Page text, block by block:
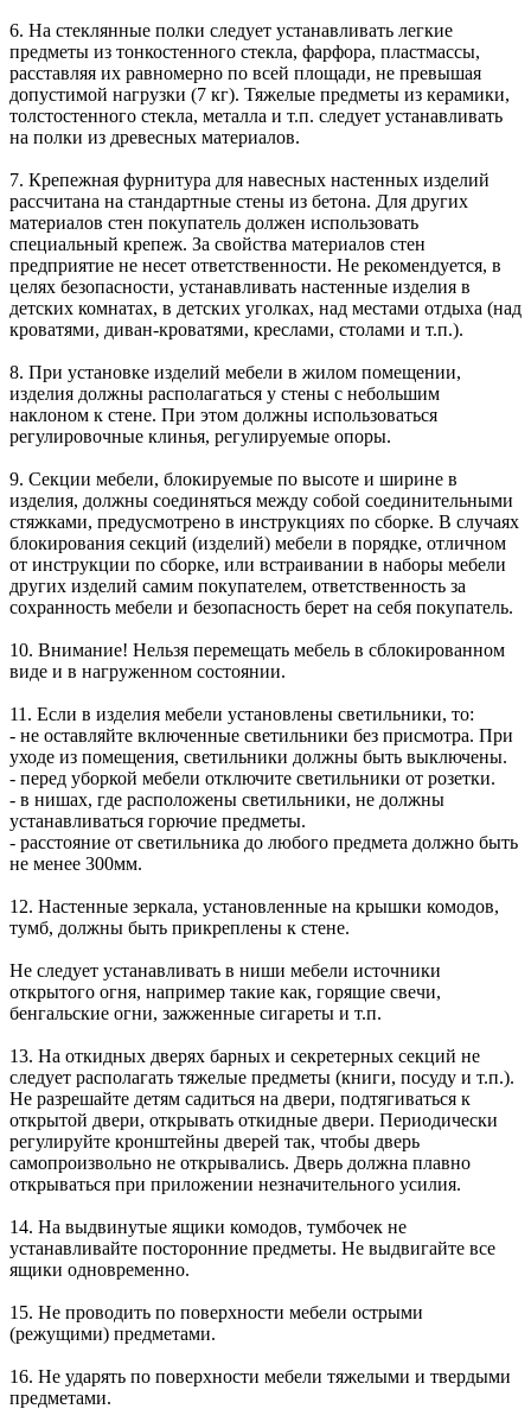
6. На стеклянные полки следует устанавливать легкие
предметы из тонкостенного стекла, фарфора, пластмассы,
расставляя их равномерно по всей площади, не превышая
допустимой нагрузки (7 кг). Тяжелые предметы из керамики,
толстостенного стекла, металла и т.п. следует устанавливать
на полки из древесных материалов.
7. Крепежная фурнитура для навесных настенных изделий
рассчитана на стандартные стены из бетона. Для других
материалов стен покупатель должен использовать
специальный крепеж. За свойства материалов стен
предприятие не несет ответственности. Не рекомендуется, в
целях безопасности, устанавливать настенные изделия в
детских комнатах, в детских уголках, над местами отдыха (над
кроватями, диван-кроватями, креслами, столами и т.п.).
8. При установке изделий мебели в жилом помещении,
изделия должны располагаться у стены с небольшим
наклоном к стене. При этом должны использоваться
регулировочные клинья, регулируемые опоры.
9. Секции мебели, блокируемые по высоте и ширине в
изделия, должны соединяться между собой соединительными
стяжками, предусмотрено в инструкциях по сборке. В случаях
блокирования секций (изделий) мебели в порядке, отличном
от инструкции по сборке, или встраивании в наборы мебели
других изделий самим покупателем, ответственность за
сохранность мебели и безопасность берет на себя покупатель.
10. Внимание! Нельзя перемещать мебель в сблокированном
виде и в нагруженном состоянии.
11. Если в изделия мебели установлены светильники, то:
- не оставляйте включенные светильники без присмотра. При
уходе из помещения, светильники должны быть выключены.
- перед уборкой мебели отключите светильники от розетки.
- в нишах, где расположены светильники, не должны
устанавливаться горючие предметы.
- расстояние от светильника до любого предмета должно быть
не менее 300мм.
12. Настенные зеркала, установленные на крышки комодов,
тумб, должны быть прикреплены к стене.
Не следует устанавливать в ниши мебели источники
открытого огня, например такие как, горящие свечи,
бенгальские огни, зажженные сигареты и т.п.
13. На откидных дверях барных и секретерных секций не
следует располагать тяжелые предметы (книги, посуду и т.п.).
Не разрешайте детям садиться на двери, подтягиваться к
открытой двери, открывать откидные двери. Периодически
регулируйте кронштейны дверей так, чтобы дверь
самопроизвольно не открывались. Дверь должна плавно
открываться при приложении незначительного усилия.
14. На выдвинутые ящики комодов, тумбочек не
устанавливайте посторонние предметы. Не выдвигайте все
ящики одновременно.
15. Не проводить по поверхности мебели острыми
(режущими) предметами.
16. Не ударять по поверхности мебели тяжелыми и твердыми
предметами.